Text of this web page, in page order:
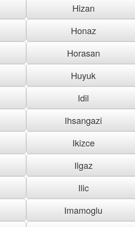
Hizan
Honaz
Horasan
Huyuk
Idil
Ihsangazi
Ikizce
Ilgaz
Ilic
Imamoglu